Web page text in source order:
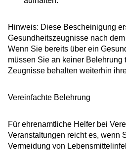
Hinweis: Diese Bescheinigung
Gesundheitszeugnisse nach
Wenn Sie bereits über ein
müssen Sie an keiner Belehrung
Zeugnisse behalten weiterhin
Vereinfachte Belehrung
Für ehrenamtliche Helfer bei
Veranstaltungen reicht es, wenn
Vermeidung von